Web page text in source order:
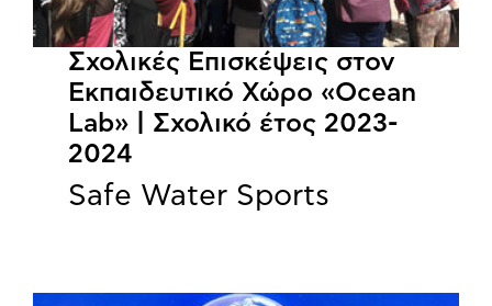
Σχολικές Επισκέψεις στον
Εκπαιδευτικό Χώρο «Ocean
Lab» | Σχολικό έτος 2023-
2024
Safe Water Sports